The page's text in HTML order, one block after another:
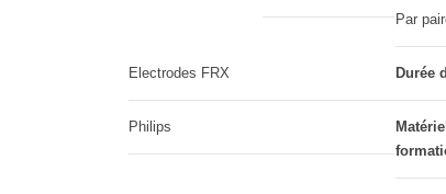
Par
Electrodes FRX Durée
Philips